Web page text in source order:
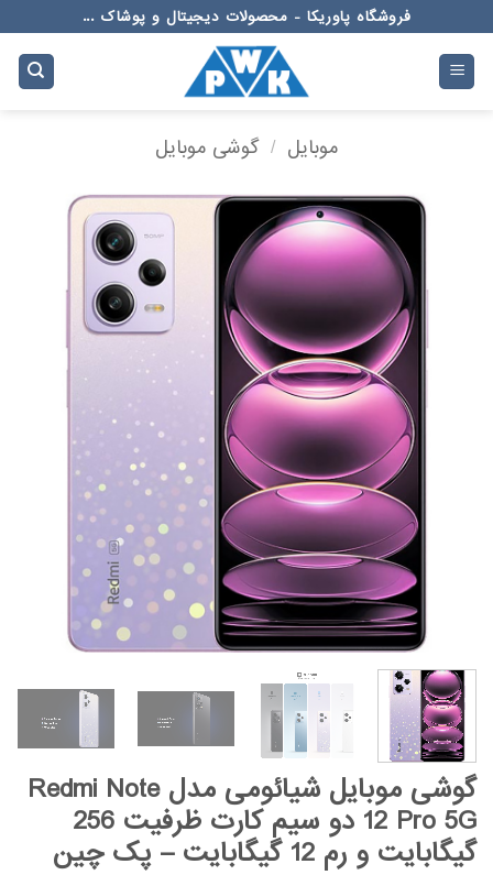
to
content
فروشگاه پاوریکا - محصولات دیجیتال و پوشاک ...
موبایل / گوشی موبایل
گوشی موبایل شیائومی مدل Redmi Note
12 Pro 5G دو سیم کارت ظرفیت 256
گیگابایت و رم 12 گیگابایت – پک چین